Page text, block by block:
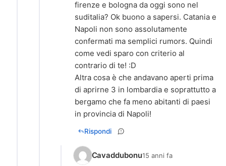
firenze e bologna da oggi sono nel
suditalia? Ok buono a sapersi. Catania e
Napoli non sono assolutamente
confermati ma semplici rumors. Quindi
come vedi sparo con criterio al
contrario di te! :D
Altra cosa è che andavano aperti prima
di aprirne 3 in lombardia e soprattutto a
bergamo che fa meno abitanti di paesi
in provincia di Napoli!
Rispondi
Cavaddubonu15 anni fa